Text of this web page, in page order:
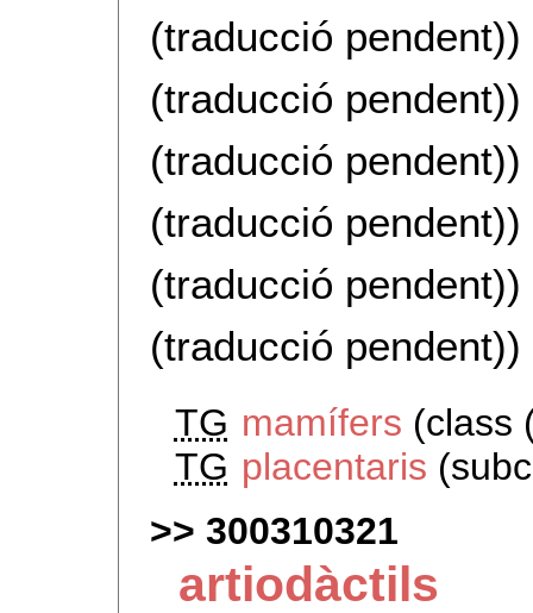
(traducció pendent))
(traducció pendent))
(traducció pendent))
(traducció pendent))
(traducció pendent))
(traducció pendent))
TG mamífers (class
TG placentaris
300310321
artiodàctils